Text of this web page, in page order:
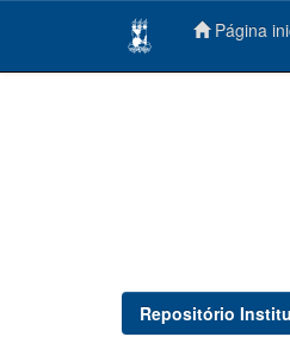
Página
Repositório